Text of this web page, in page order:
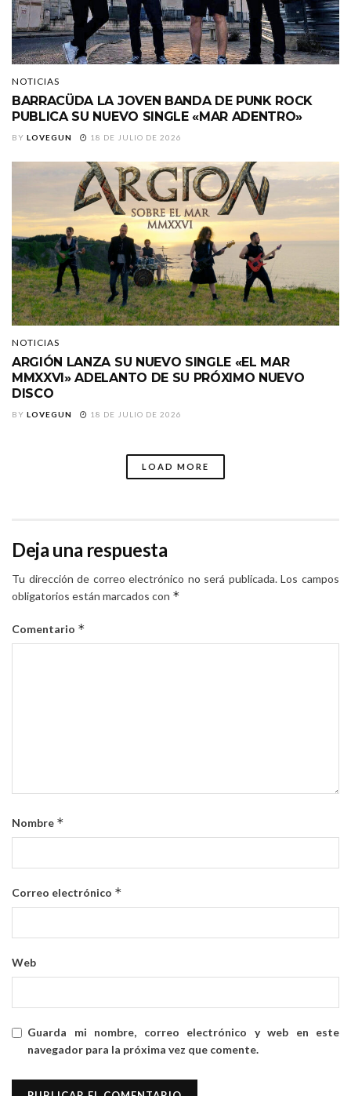
NOTICIAS
BARRACÜDA LA JOVEN BANDA DE PUNK ROCK
PUBLICA SU NUEVO SINGLE «MAR ADENTRO»
BY LOVEGUN 18 DE JULIO DE 2026
NOTICIAS
ARGIÓN LANZA SU NUEVO SINGLE «EL MAR
MMXXVI» ADELANTO DE SU PRÓXIMO NUEVO
DISCO
BY LOVEGUN 18 DE JULIO DE 2026
LOAD MORE
Deja una respuesta
Tu dirección de correo electrónico no será publicada. Los campos
obligatorios están marcados con *
Comentario *
Nombre *
Correo electrónico *
Web
Guarda mi nombre, correo electrónico y web en este
navegador para la próxima vez que comente.